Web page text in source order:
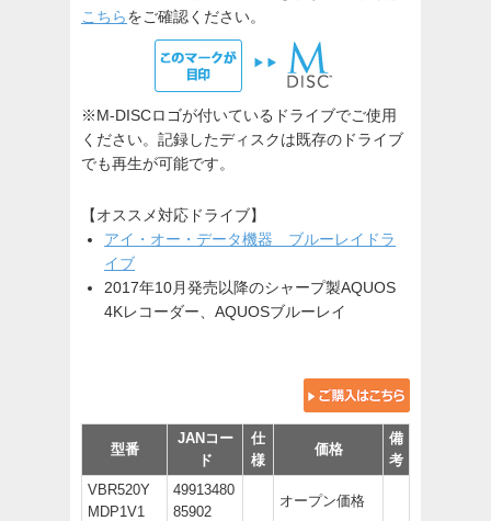
こちらをご確認ください。
※M-DISCロゴが付いているドライブでご使用
ください。記録したディスクは既存のドライブ
でも再生が可能です。
【オススメ対応ドライブ】
アイ・オー・データ機器 ブルーレイドラ
イブ
2017年10月発売以降のシャープ製AQUOS
4Kレコーダー、AQUOSブルーレイ
型番
JANコー
ド
仕
様
価格
備
考
VBR520Y
MDP1V1
49913480
85902
オープン価格